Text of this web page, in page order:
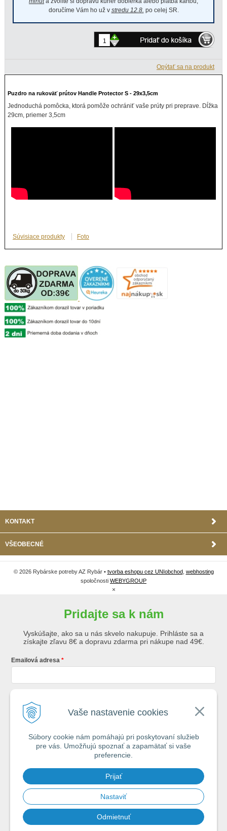
Vaše nastavenie cookies
Súbory cookie nám pomáhajú pri poskytovaní služieb
pre vás. Umožňujú spoznať a zapamätať si vaše
preferencie.
Prijať
Nastaviť
Odmietnuť
doručíme Vám ho už v stredu 12.8. po celej SR.
-
+
Opýtať sa na produkt
Puzdro na rukoväť prútov Handle Protector S - 29x3,5cm
Jednoduchá pomôcka, ktorá pomôže ochrániť vaše prúty pri preprave. Dĺžka
29cm, priemer 3,5cm
Súvisiace produkty Foto
KONTAKT
VŠEOBECNÉ
© 2026 Rybárske potreby AZ Rybár • tvorba eshopu cez UNIobchod, webhosting
spoločnosti WEBYGROUP
×
Pridajte sa k nám
Vyskúšajte, ako sa u nás skvelo nakupuje. Prihláste sa a
získajte zľavu 8€ a dopravu zdarma pri nákupe nad 49€.
Emailová adresa
Registráciou súhlasíte sovšeobecnými obchodnými podmienkami AZ
s.r.o.
Spamovať vás nebudeme. Max. 2x týždenne vám pošleme e-mail s tipmi
na úspech pri vode.
Chcem sa prihlásiť